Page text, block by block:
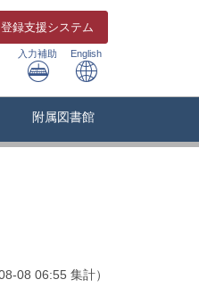
登録支援システム
入力補助 English
附属図書館
08 06:55 集計）